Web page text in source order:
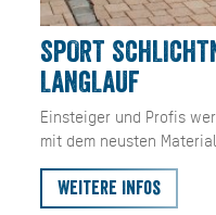
SPORT
LANGLAUF
Einsteiger und Profis
mit dem neusten
Weitere Infos